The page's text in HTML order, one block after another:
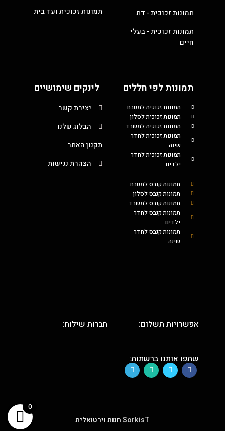
תמונות זכוכית - דת
תמונות זכוכית - בעלי
חיים
תמונות זכוכית ועד בית
תמונות לפי חללים
תמונות זכוכית למטבח
תמונות זכוכית לסלון
תמונות זכוכית למשרד
תמונות זכוכית לחדר
שינה
תמונות זכוכית לחדר
ילדים
תמונות קנבס למטבח
תמונות קנבס לסלון
תמונות קנבס למשרד
תמונות קנבס לחדר
ילדים
תמונות קנבס לחדר
שינה
לינקים שימושיים
יצירת קשר
הבלוג שלנו
תקנון האתר
הצהרת נגישות
אפשרויות תשלום: חברות שילוח:
שתפו אותנו ברשתות:
SorkisTחנות וירטואלית
0